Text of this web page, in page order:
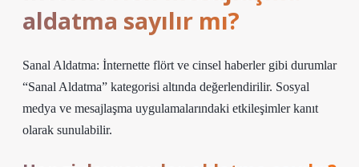
aldatma sayılır mı?
Sanal Aldatma: İnternette flört ve cinsel haberler gibi durumlar
“Sanal Aldatma” kategorisi altında değerlendirilir. Sosyal
medya ve mesajlaşma uygulamalarındaki etkileşimler kanıt
olarak sunulabilir.